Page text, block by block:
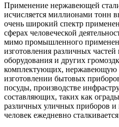
Применение нержавеющей
исчисляется миллионами тонн
очень широкий спектр
сферах человеческой
мимо промышленного
изготовления различных
оборудования и других
комплектующих, нержавеющую
изготовлении бытовых
посуды, производстве
составляющих, таких как
различных уличных приборов
человек ежедневно